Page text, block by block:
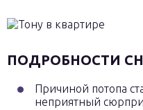
ПОДРОБНОСТИ
Причиной потопа
неприятный